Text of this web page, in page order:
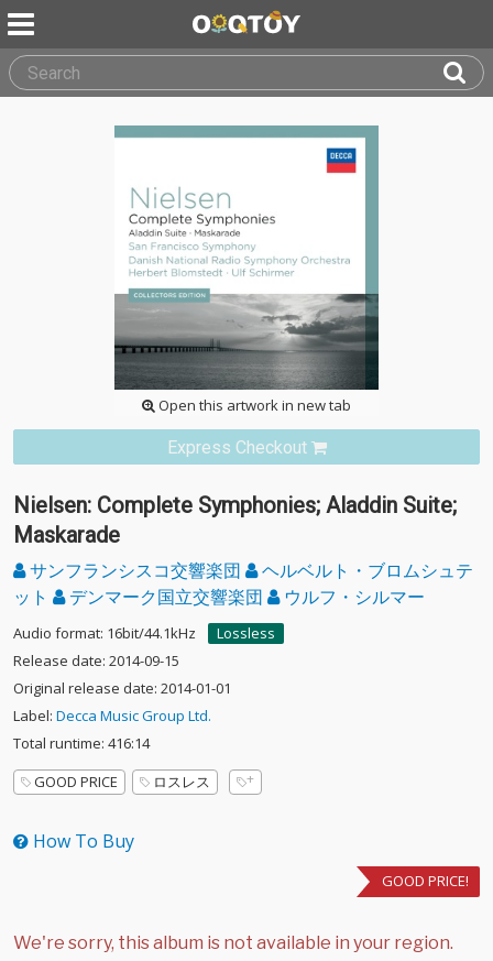
Open this artwork in new tab
Express Checkout
Nielsen: Complete Symphonies; Aladdin Suite;
Maskarade
サンフランシスコ交響楽団
ヘルベルト・ブロムシュテ
ット
デンマーク国立交響楽団 ウルフ・シルマー
Audio format: 16bit/44.1kHz
Lossless
Release date: 2014-09-15
Original release date: 2014-01-01
Label: Decca Music Group Ltd.
Total runtime: 416:14
GOOD PRICE
ロスレス
How To Buy
GOOD PRICE!